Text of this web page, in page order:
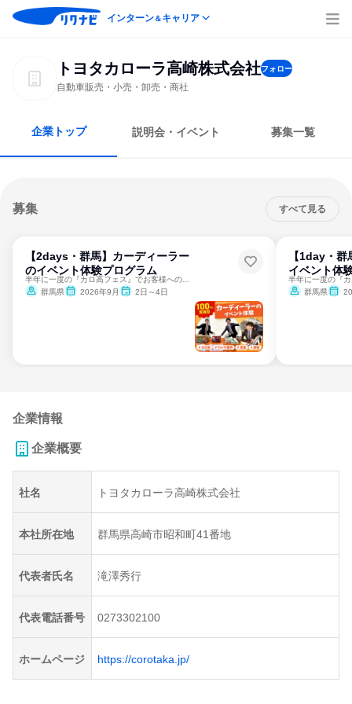
インターン＆キャリア
トヨタカローラ高崎株式会社フォロー
自動車販売・小売・卸売・商社
企業トップ 説明会・イベント 募集一覧
募集 すべて見る
【2days・群馬】カーディーラー
のイベント体験プログラム
群馬県
2026年9月 2日～4日
【1day・
イベント体
群馬県
企業情報
企業概要
社名 トヨタカローラ高崎株式会社
本社所在地 群馬県高崎市昭和町41番地
代表者氏名 滝澤秀行
代表電話番号 0273302100
ホームページ https://corotaka.jp/